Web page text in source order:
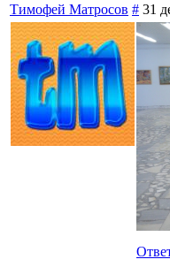
Тимофей Матросов # 31